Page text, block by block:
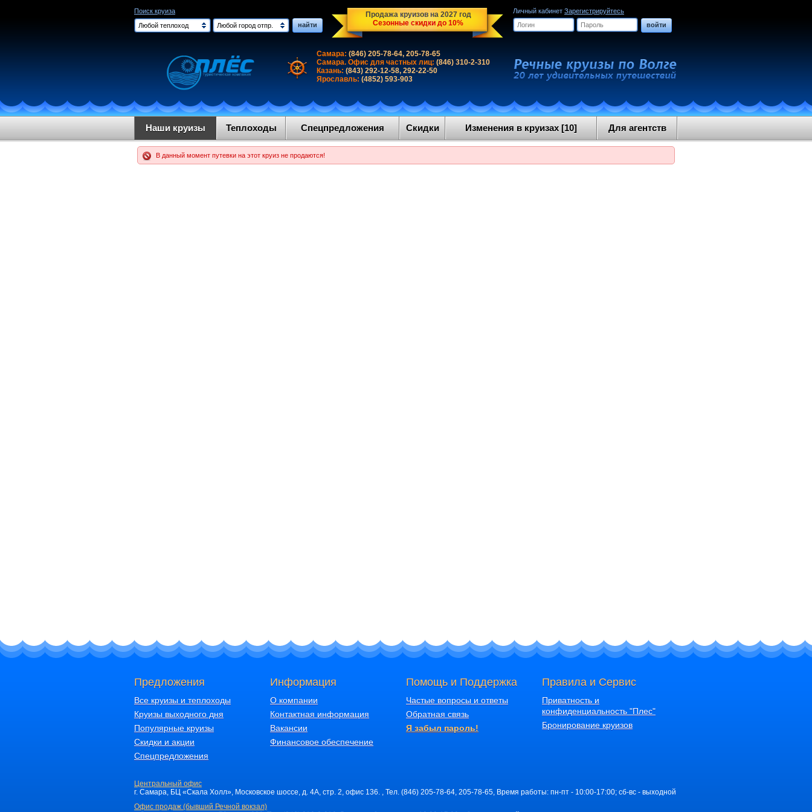
Поиск круиза
Любой теплоход
Любой город отпр. найти
Продажа круизов на 2027 год
Сезонные скидки до 10%
Личный кабинет Зарегистрируйтесь
войти
Самара: (846) 205-78-64, 205-78-65
Самара. Офис для частных лиц: (846) 310-2-310
Казань: (843) 292-12-58, 292-22-50
Ярославль: (4852) 593-903
Наши круизы Теплоходы Спецпредложения Скидки Изменения в круизах [10] Для агентств
В данный момент путевки на этот круиз не продаются!
Предложения
Все круизы и теплоходы
Круизы выходного дня
Популярные круизы
Скидки и акции
Спецпредложения
Информация
О компании
Контактная информация
Вакансии
Финансовое обеспечение
Помощь и Поддержка
Частые вопросы и ответы
Обратная связь
Я забыл пароль!
Правила и Сервис
Приватность и
конфиденциальность "Плес"
Бронирование круизов
Центральный офис
г. Самара, БЦ «Скала Холл», Московское шоссе, д. 4А, стр. 2, офис 136. , Тел. (846) 205-78-64, 205-78-65, Время работы: пн-пт - 10:00-17:00; сб-вс - выходной
Офис продаж (бывший Речной вокзал)